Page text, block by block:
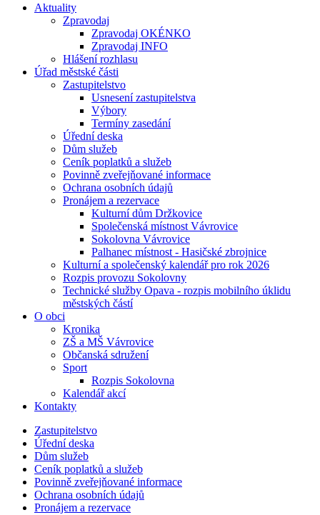
Aktuality
Zpravodaj
Zpravodaj OKÉNKO
Zpravodaj INFO
Hlášení rozhlasu
Úřad městské části
Zastupitelstvo
Usnesení zastupitelstva
Výbory
Termíny zasedání
Úřední deska
Dům služeb
Ceník poplatků a služeb
Povinně zveřejňované informace
Ochrana osobních údajů
Pronájem a rezervace
Kulturní dům Držkovice
Společenská místnost Vávrovice
Sokolovna Vávrovice
Palhanec místnost - Hasičské zbrojnice
Kulturní a společenský kalendář pro rok 2026
Rozpis provozu Sokolovny
Technické služby Opava - rozpis mobilního úklidu
městských částí
O obci
Kronika
ZŠ a MŠ Vávrovice
Občanská sdružení
Sport
Rozpis Sokolovna
Kalendář akcí
Kontakty
Zastupitelstvo
Úřední deska
Dům služeb
Ceník poplatků a služeb
Povinně zveřejňované informace
Ochrana osobních údajů
Pronájem a rezervace